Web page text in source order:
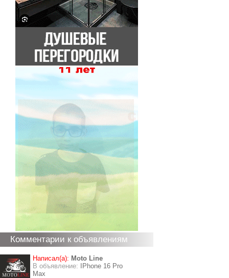
Комментарии к объявлениям
Написал(а): Moto Line
В объявление:
IPhone 16 Pro
Max